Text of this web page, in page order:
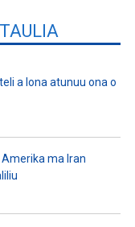
a lona atunuu ona o
ma Iran